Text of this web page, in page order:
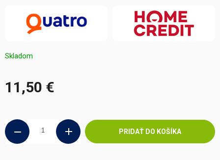
11,50 €
Skladom
PRIDAŤ DO KOŠÍKA